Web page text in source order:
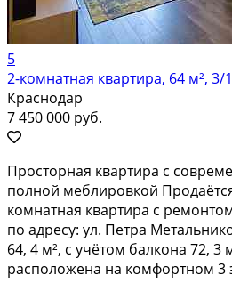
5
2-комнатная квартира, 64 м², 3/
Краснодар
7 450 000 руб.
Просторная квартира с
полной меблировкой
комнатная квартира с
по адресу: ул. Петра
64, 4 м², с учётом балкона 72, 3
расположена на комфортном 3